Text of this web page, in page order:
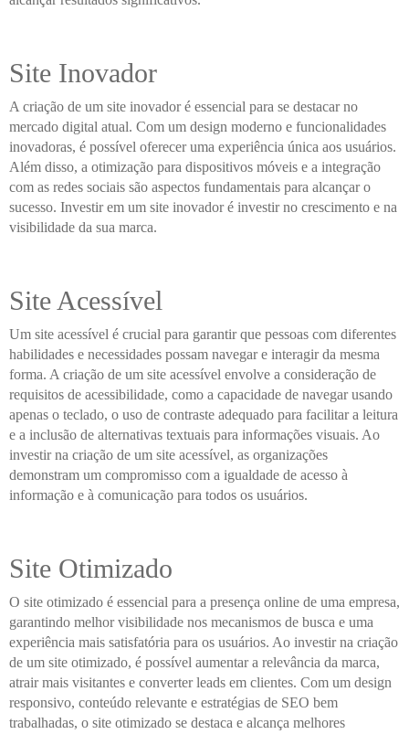
Site Inovador
A criação de um site inovador é essencial para se destacar no
mercado digital atual. Com um design moderno e funcionalidades
inovadoras, é possível oferecer uma experiência única aos usuários.
Além disso, a otimização para dispositivos móveis e a integração
com as redes sociais são aspectos fundamentais para alcançar o
sucesso. Investir em um site inovador é investir no crescimento e na
visibilidade da sua marca.
Site Acessível
Um site acessível é crucial para garantir que pessoas com diferentes
habilidades e necessidades possam navegar e interagir da mesma
forma. A criação de um site acessível envolve a consideração de
requisitos de acessibilidade, como a capacidade de navegar usando
apenas o teclado, o uso de contraste adequado para facilitar a leitura
e a inclusão de alternativas textuais para informações visuais. Ao
investir na criação de um site acessível, as organizações
demonstram um compromisso com a igualdade de acesso à
informação e à comunicação para todos os usuários.
Site Otimizado
O site otimizado é essencial para a presença online de uma empresa,
garantindo melhor visibilidade nos mecanismos de busca e uma
experiência mais satisfatória para os usuários. Ao investir na criação
de um site otimizado, é possível aumentar a relevância da marca,
atrair mais visitantes e converter leads em clientes. Com um design
responsivo, conteúdo relevante e estratégias de SEO bem
trabalhadas, o site otimizado se destaca e alcança melhores